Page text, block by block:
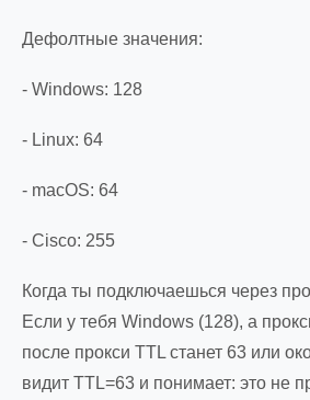
Дефолтные значения:
- Windows: 128
- Linux: 64
- macOS: 64
- Cisco: 255
Когда ты подключаешься через
Если у тебя Windows (128), а
после прокси TTL станет 63 или
видит TTL=63 и понимает: это не